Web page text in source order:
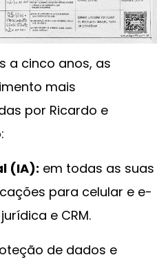
a cinco anos, as
mais
por Ricardo e
(IA): em todas as suas
para celular e e-
e CRM.
de dados e